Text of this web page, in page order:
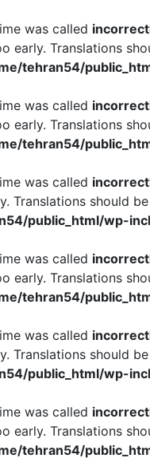
was called
early. Translations
tehran54/
was called
early. Translations
tehran54/
was called
Translations should
public_html/wp-
was called
early. Translations
tehran54/
was called
Translations should
public_html/wp-
was called
early. Translations
tehran54/